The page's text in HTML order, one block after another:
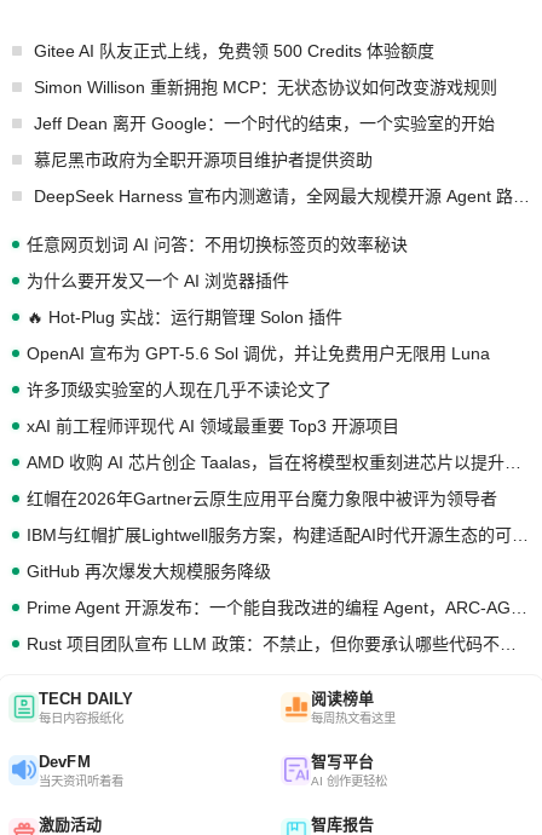
Gitee AI 队友正式上线，免费领 500 Credits 体验额度
Simon Willison 重新拥抱 MCP：无状态协议如何改变游戏规则
Jeff Dean 离开 Google：一个时代的结束，一个实验室的开始
慕尼黑市政府为全职开源项目维护者提供资助
任意网页划词 AI 问答：不用切换标签页的效率秘诀
为什么要开发又一个 AI 浏览器插件
🔥 Hot-Plug 实战：运行期管理 Solon 插件
OpenAI 宣布为 GPT-5.6 Sol 调优，并让免费用户无限用 Luna
许多顶级实验室的人现在几乎不读论文了
xAI 前工程师评现代 AI 领域最重要 Top3 开源项目
红帽在2026年Gartner云原生应用平台魔力象限中被评为领导者
GitHub 再次爆发大规模服务降级
TECH DAILY
每日内容报纸化
阅读榜单
每周热文看这里
DevFM
当天资讯听着看
智写平台
AI 创作更轻松
激励活动 智库报告